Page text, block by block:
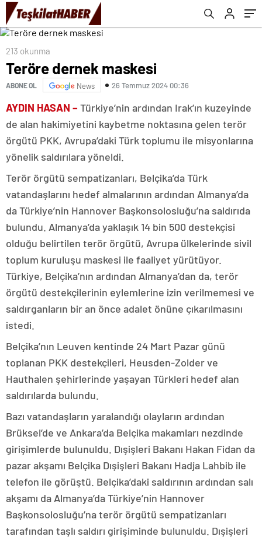
213 okunma
Teröre dernek maskesi
ABONE OL News 26 Temmuz 2024 00:36
AYDIN HASAN – Türkiye’nin ardından Irak’ın kuzeyinde
de alan hakimiyetini kaybetme noktasına gelen terör
örgütü PKK, Avrupa’daki Türk toplumu ile misyonlarına
yönelik saldırılara yöneldi.
Terör örgütü sempatizanları, Belçika’da Türk
vatandaşlarını hedef almalarının ardından Almanya’da
da Türkiye’nin Hannover Başkonsolosluğu’na saldırıda
bulundu. Almanya’da yaklaşık 14 bin 500 destekçisi
olduğu belirtilen terör örgütü, Avrupa ülkelerinde sivil
toplum kuruluşu maskesi ile faaliyet yürütüyor.
Türkiye, Belçika’nın ardından Almanya’dan da, terör
örgütü destekçilerinin eylemlerine izin verilmemesi ve
saldırganların bir an önce adalet önüne çıkarılmasını
istedi.
Belçika’nın Leuven kentinde 24 Mart Pazar günü
toplanan PKK destekçileri, Heusden-Zolder ve
Hauthalen şehirlerinde yaşayan Türkleri hedef alan
saldırılarda bulundu.
Bazı vatandaşların yaralandığı olayların ardından
Brüksel’de ve Ankara’da Belçika makamları nezdinde
girişimlerde bulunuldu. Dışişleri Bakanı Hakan Fidan da
pazar akşamı Belçika Dışişleri Bakanı Hadja Lahbib ile
telefon ile görüştü. Belçika’daki saldırının ardından salı
akşamı da Almanya’da Türkiye’nin Hannover
Başkonsolosluğu’na terör örgütü sempatizanları
tarafından taşlı saldırı girişiminde bulunuldu. Dışişleri